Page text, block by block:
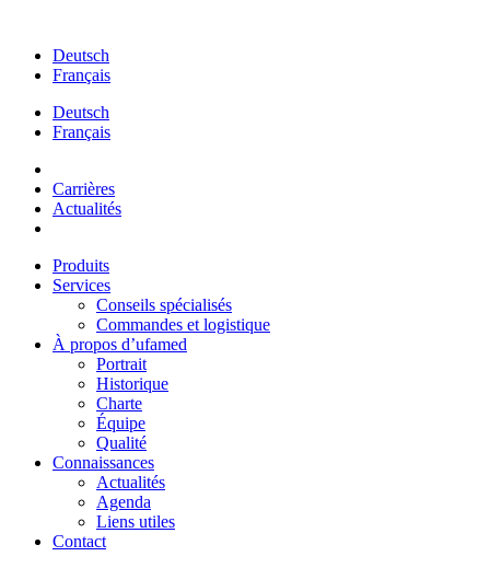
contenuDeutsch
Français
Deutsch
Français
Carrières
Actualités
Produits
Services
Conseils spécialisés
Commandes et logistique
À propos d’ufamed
Portrait
Historique
Charte
Équipe
Qualité
Connaissances
Actualités
Agenda
Liens utiles
Contact